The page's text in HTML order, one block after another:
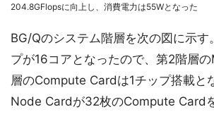
204.8GFlopsに向上し、消費電力は55Wとなった
BG/Qのシステム階層を次の図に示す
プが16コアとなったので、第2階層
層のCompute Cardは1チップ搭載と
Node Cardが32枚のCompute Card